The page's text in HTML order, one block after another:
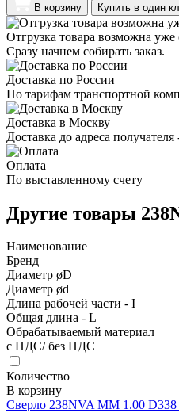
В корзину Купить в один
Отгрузка товара возможна уже
Сразу начнем собирать заказ.
Доставка по России
По тарифам транспортной
Доставка в Москву
Доставка до адреса
Оплата
По выставленному счету
Другие товары
Наименование
Бренд
Диаметр øD
Диаметр ød
Длина рабочей части - I
Общая длина - L
Обрабатываемый материал
с НДС/ без НДС
Количество
В корзину
Сверло 238NVA MM 1.00